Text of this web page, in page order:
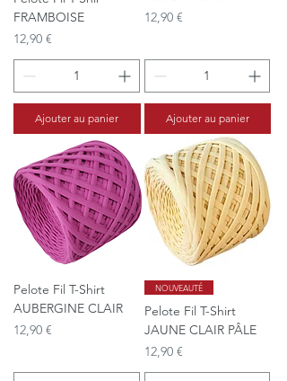
FRAMBOISE
Prix
12,90 €
Ajouter au panier
Prix
12,90 €
Ajouter au panier
Pelote Fil T-Shirt
AUBERGINE CLAIR
Prix
12,90 €
NOUVEAUTÉ
Pelote Fil T-Shirt
JAUNE CLAIR PÂLE
Prix
12,90 €